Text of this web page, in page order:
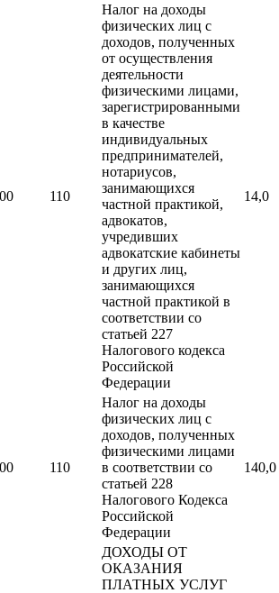
110
Налог на доходы
физических лиц с
доходов, полученных
от осуществления
деятельности
физическими лицами,
зарегистрированными
в качестве
индивидуальных
предпринимателей,
нотариусов,
занимающихся
частной практикой,
адвокатов,
учредивших
адвокатские кабинеты
и других лиц,
занимающихся
частной практикой в
соответствии со
статьей 227
Налогового кодекса
Российской
Федерации
14,0
110
Налог на доходы
физических лиц с
доходов, полученных
физическими лицами
в соответствии со
статьей 228
Налогового Кодекса
Российской
Федерации
140,0
ДОХОДЫ ОТ
ОКАЗАНИЯ
ПЛАТНЫХ УСЛУГ